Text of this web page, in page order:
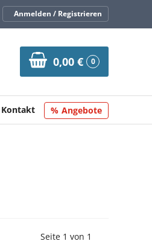
Anmelden / Registrieren
0,00 € 0
Kontakt Angebote
Vorherige Seite
Seite 1 von 1